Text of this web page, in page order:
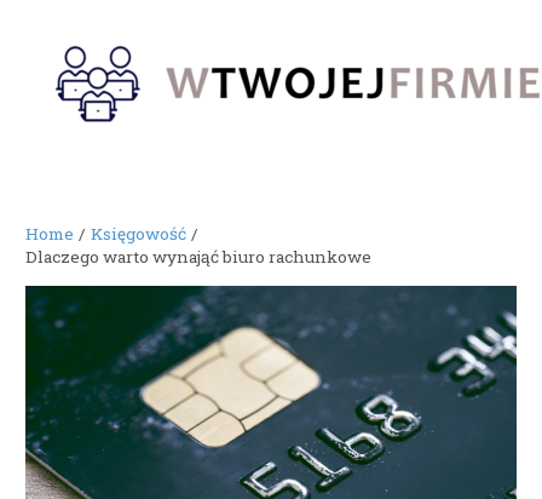
content
Home
Księgowość
Dlaczego warto wynająć biuro rachunkowe